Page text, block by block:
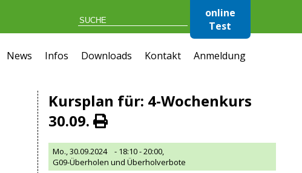
online
Test
News Infos Downloads Kontakt Anmeldung
Kursplan für: 4-Wochenkurs
30.09.
Mo., 30.09.2024
- 18:10 - 20:00,
G09-Überholen und Überholverbote